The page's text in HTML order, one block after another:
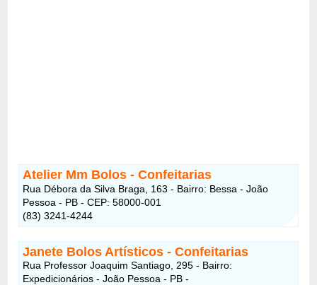
Atelier Mm Bolos - Confeitarias
Rua Débora da Silva Braga, 163 - Bairro: Bessa - João
Pessoa - PB - CEP: 58000-001
(83) 3241-4244
Janete Bolos Artísticos- Confeitarias
Rua Professor Joaquim Santiago, 295 - Bairro:
Expedicionários - João Pessoa - PB -